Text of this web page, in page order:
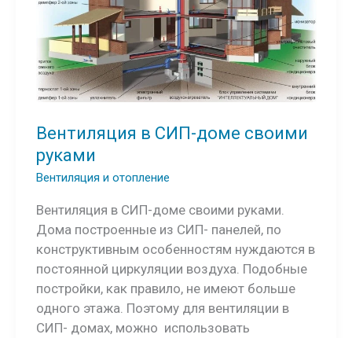
Вентиляция в СИП-доме своими
руками
Вентиляция и отопление
Вентиляция в СИП-доме своими руками.
Дома построенные из СИП- панелей, по
конструктивным особенностям нуждаются в
постоянной циркуляции воздуха. Подобные
постройки, как правило, не имеют больше
одного этажа. Поэтому для вентиляции в
СИП- домах, можно использовать